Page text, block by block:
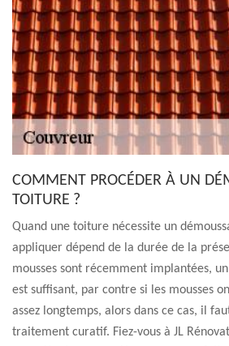
COMMENT PROCÉDER À UN
TOITURE ?
Quand une toiture nécessite un
appliquer dépend de la durée de la
mousses sont récemment implantées,
est suffisant, par contre si les mousses
assez longtemps, alors dans ce cas, il
traitement curatif. Fiez-vous à JL